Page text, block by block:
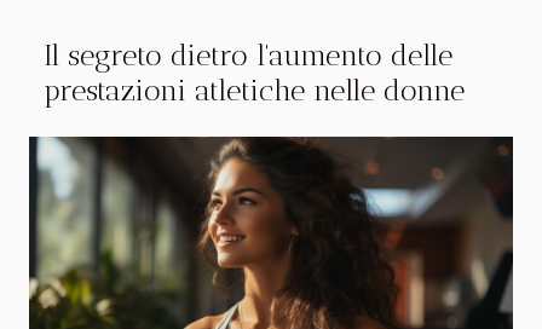
Il segreto dietro l'aumento delle
prestazioni atletiche nelle donne